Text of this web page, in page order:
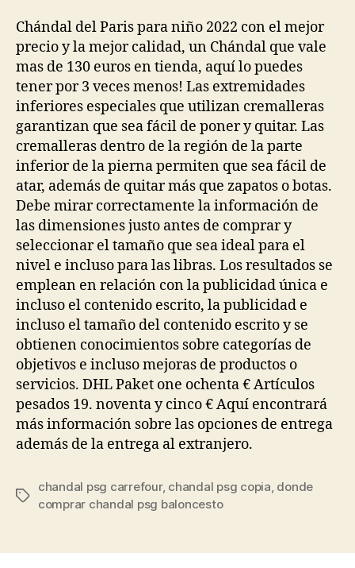
Chándal del Paris para niño 2022 con el mejor
precio y la mejor calidad, un Chándal que vale
mas de 130 euros en tienda, aquí lo puedes
tener por 3 veces menos! Las extremidades
inferiores especiales que utilizan cremalleras
garantizan que sea fácil de poner y quitar. Las
cremalleras dentro de la región de la parte
inferior de la pierna permiten que sea fácil de
atar, además de quitar más que zapatos o botas.
Debe mirar correctamente la información de
las dimensiones justo antes de comprar y
seleccionar el tamaño que sea ideal para el
nivel e incluso para las libras. Los resultados se
emplean en relación con la publicidad única e
incluso el contenido escrito, la publicidad e
incluso el tamaño del contenido escrito y se
obtienen conocimientos sobre categorías de
objetivos e incluso mejoras de productos o
servicios. DHL Paket one ochenta € Artículos
pesados 19. noventa y cinco € Aquí encontrará
más información sobre las opciones de entrega
además de la entrega al extranjero.
Etiquetas
chandal psg carrefour, chandal psg copia, donde
comprar chandal psg baloncesto